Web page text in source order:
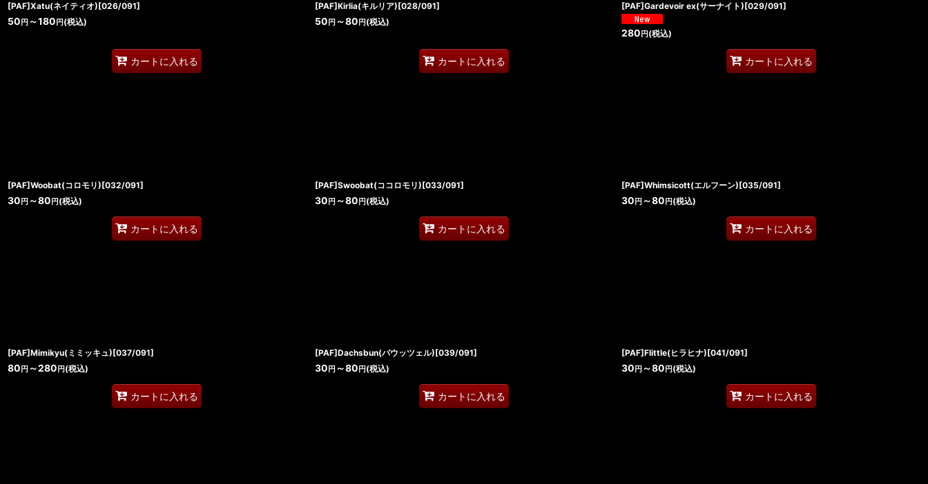
[PAF]Xatu(ネイティオ)[026/091]
50 円 ～180 円 (税込)
カートに入れる
[PAF]Kirlia(キルリア)[028/091]
50 円～80 円(税込)
カートに入れる
[PAF]Gardevoir ex(サーナイト)[029/091]
280 円 (税込)
カートに入れる
[PAF]Woobat(コロモリ)[032/091]
30 円 ～80 円 (税込)
カートに入れる
[PAF]Swoobat(ココロモリ)[033/091]
30 円～80 円(税込)
カートに入れる
[PAF]Whimsicott(エルフーン)[035/091]
30 円 ～80 円 (税込)
カートに入れる
[PAF]Mimikyu(ミミッキュ)[037/091]
80 円 ～280 円 (税込)
カートに入れる
[PAF]Dachsbun(バウッツェル)[039/091]
30 円～80 円(税込)
カートに入れる
[PAF]Flittle(ヒラヒナ)[041/091]
30 円 ～80 円 (税込)
カートに入れる